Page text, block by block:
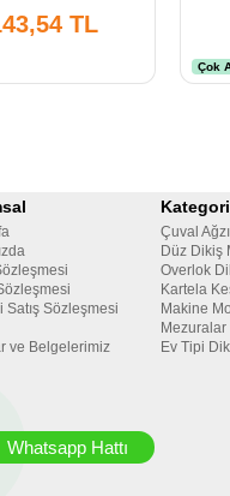
| Pembe TL
Çok
Satış Sözleşmesi
ve Belgelerimiz
Çuval
Düz Dikiş
Overlok
Kartela
Makine
Mezuralar
Ev Tipi
Whatsapp Hattı